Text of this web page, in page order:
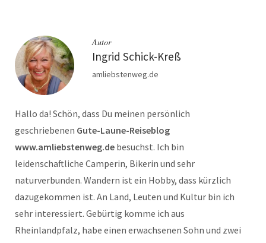
Autor
Ingrid Schick-Kreß
amliebstenweg.de
Hallo da! Schön, dass Du meinen persönlich
geschriebenen Gute-Laune-Reiseblog
www.amliebstenweg.de besuchst. Ich bin
leidenschaftliche Camperin, Bikerin und sehr
naturverbunden. Wandern ist ein Hobby, dass kürzlich
dazugekommen ist. An Land, Leuten und Kultur bin ich
sehr interessiert. Gebürtig komme ich aus
Rheinlandpfalz, habe einen erwachsenen Sohn und zwei